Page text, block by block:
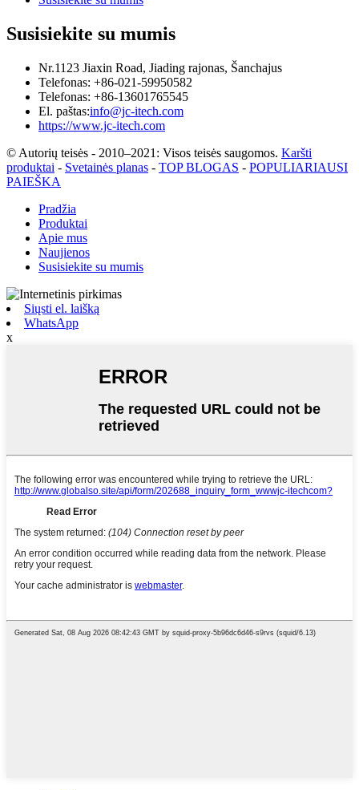
Susisiekite su mumis
Nr.1123 Jiaxin Road, Jiading rajonas, Šanchajus
Telefonas: +86-021-59950582
Telefonas: +86-13601765545
El. paštas:info@jc-itech.com
https://www.jc-itech.com
© Autorių teisės - 2010–2021: Visos teisės saugomos. Karšti
produktai - Svetainės planas - TOP BLOGAS - POPULIARIAUSI
PAIEŠKA
Pradžia
Produktai
Apie mus
Naujienos
Susisiekite su mumis
Siųsti el. laišką
WhatsApp
x